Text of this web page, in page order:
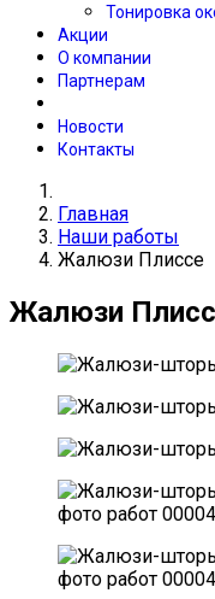
Тонировка
Акции
О компании
Партнерам
Новости
Контакты
Главная
Наши работы
Жалюзи Плиссе
Жалюзи